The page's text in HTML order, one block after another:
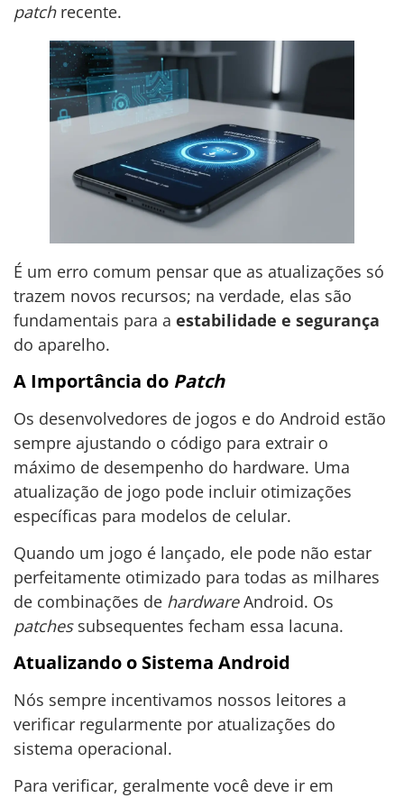
patchrecente.
É um erro comum pensar que as atualizações só
trazem novos recursos; na verdade, elas são
fundamentais para a estabilidade e segurança
do aparelho.
A Importância do Patch
Os desenvolvedores de jogos e do Android estão
sempre ajustando o código para extrair o
máximo de desempenho do hardware. Uma
atualização de jogo pode incluir otimizações
específicas para modelos de celular.
Quando um jogo é lançado, ele pode não estar
perfeitamente otimizado para todas as milhares
de combinações de hardwareAndroid. Os
patchessubsequentes fecham essa lacuna.
Atualizando o Sistema Android
Nós sempre incentivamos nossos leitores a
verificar regularmente por atualizações do
sistema operacional.
Para verificar, geralmente você deve ir em